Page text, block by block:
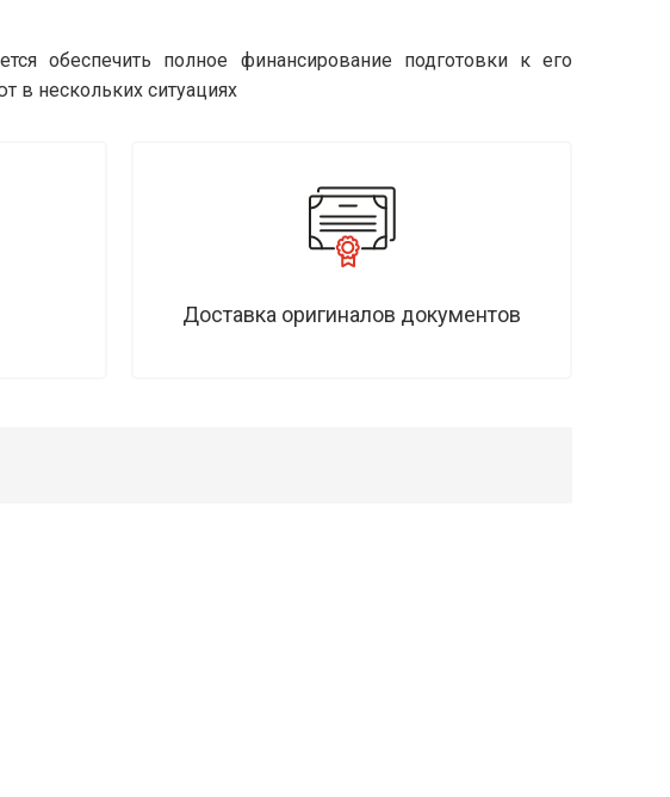
обеспечить полное финансирование подготовки к его
в нескольких ситуациях
Доставка оригиналов документов